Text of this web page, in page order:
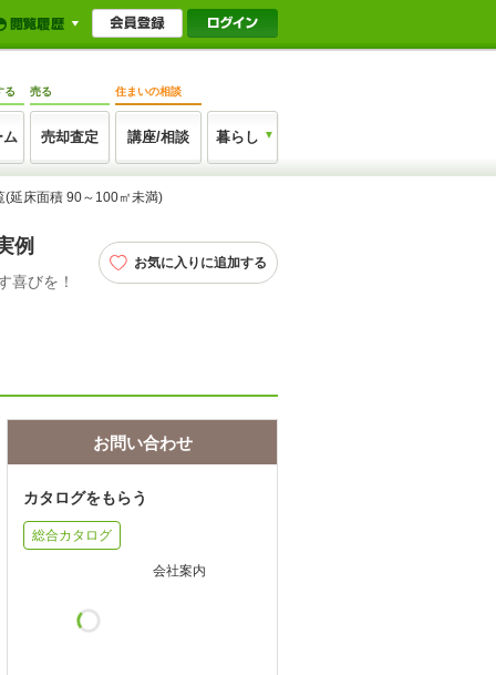
る
ム
売る
売却査定
住まいの相談
講座/相談 暮らし
(延床面積 90～100㎡未満)
例
喜びを！
お気に入りに追加する
お問い合わせ
カタログをもらう
総合カタログ
会社案内